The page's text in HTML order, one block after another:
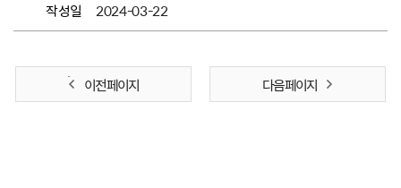
작성일
2024-03-22
이전 페이지 다음 페이지